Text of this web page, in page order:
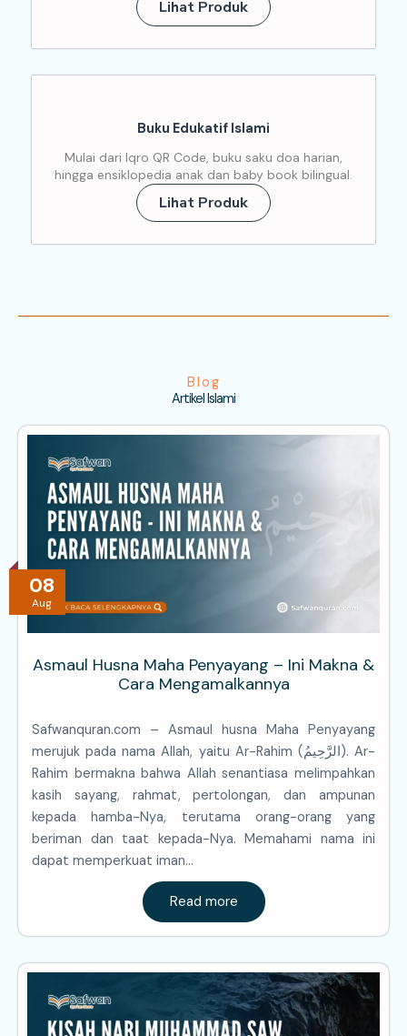
Lihat Produk
Buku Edukatif Islami
Mulai dari Iqro QR Code, buku saku doa harian,
hingga ensiklopedia anak dan baby book bilingual.
Lihat Produk
Blog
Artikel Islami
08
Aug
Asmaul Husna Maha Penyayang – Ini Makna &
Cara Mengamalkannya
Safwanquran.com – Asmaul husna Maha Penyayang
merujuk pada nama Allah, yaitu Ar-Rahim (الرَّحِيمُ). Ar-
Rahim bermakna bahwa Allah senantiasa melimpahkan
kasih sayang, rahmat, pertolongan, dan ampunan
kepada hamba-Nya, terutama orang-orang yang
beriman dan taat kepada-Nya. Memahami nama ini
dapat memperkuat iman…
Read more